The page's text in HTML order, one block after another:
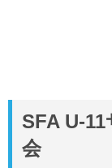
SFA U-
会